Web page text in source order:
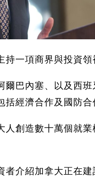
一項商界與投資
巴內塞、以及西
經濟合作及國防合
創造數十萬個就
介紹加拿大正在